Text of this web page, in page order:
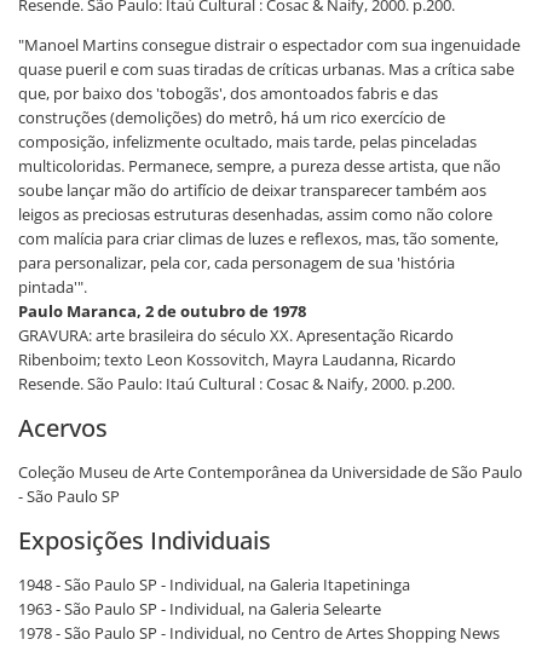
Resende. São Paulo: Itaú Cultural : Cosac & Naify, 2000. p.200.
"Manoel Martins consegue distrair o espectador com sua ingenuidade
quase pueril e com suas tiradas de críticas urbanas. Mas a crítica sabe
que, por baixo dos 'tobogãs', dos amontoados fabris e das
construções (demolições) do metrô, há um rico exercício de
composição, infelizmente ocultado, mais tarde, pelas pinceladas
multicoloridas. Permanece, sempre, a pureza desse artista, que não
soube lançar mão do artifício de deixar transparecer também aos
leigos as preciosas estruturas desenhadas, assim como não colore
com malícia para criar climas de luzes e reflexos, mas, tão somente,
para personalizar, pela cor, cada personagem de sua 'história
pintada'".
Paulo Maranca, 2 de outubro de 1978
GRAVURA: arte brasileira do século XX. Apresentação Ricardo
Ribenboim; texto Leon Kossovitch, Mayra Laudanna, Ricardo
Resende. São Paulo: Itaú Cultural : Cosac & Naify, 2000. p.200.
Acervos
Coleção Museu de Arte Contemporânea da Universidade de São Paulo
- São Paulo SP
Exposições Individuais
1948 - São Paulo SP - Individual, na Galeria Itapetininga
1963 - São Paulo SP - Individual, na Galeria Selearte
1978 - São Paulo SP - Individual, no Centro de Artes Shopping News